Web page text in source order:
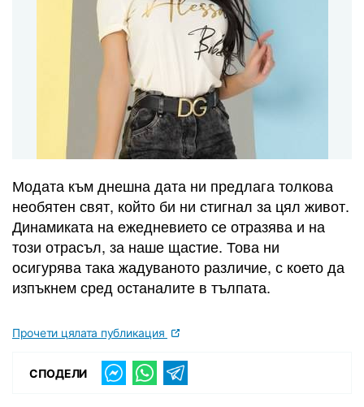
Модата към днешна дата ни предлага толкова
необятен свят, който би ни стигнал за цял живот.
Динамиката на ежедневието се отразява и на
този отрасъл, за наше щастие. Това ни
осигурява така жадуваното различие, с което да
изпъкнем сред останалите в тълпата.
Прочети цялата публикация
СПОДЕЛИ